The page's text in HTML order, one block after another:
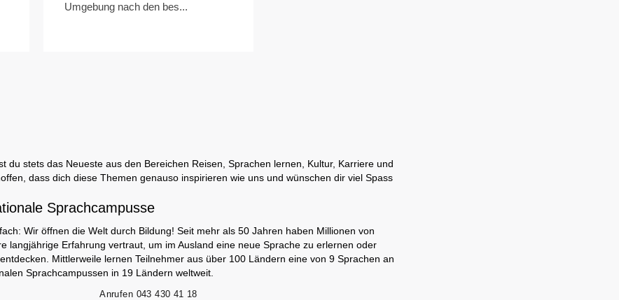
Umgebung nach den bes...
du stets das Neueste aus den Bereichen Reisen, Sprachen lernen, Kultur, Karriere und
dass dich diese Themen genauso inspirieren wie uns und wünschen dir viel Spass
Sprachcampusse
Wir öffnen die Welt durch Bildung! Seit mehr als 50 Jahren haben Millionen von
langjährige Erfahrung vertraut, um im Ausland eine neue Sprache zu erlernen oder
Mittlerweile lernen Teilnehmer aus über 100 Ländern eine von 9 Sprachen an
Sprachcampussen in 19 Ländern weltweit.
Anrufen 043 430 41 18